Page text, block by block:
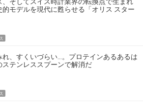
的モデルを現代に甦らせる「オリス スター
れ、すくいづらい…。プロテインあるあるは
ステンレススプーンで解消だ